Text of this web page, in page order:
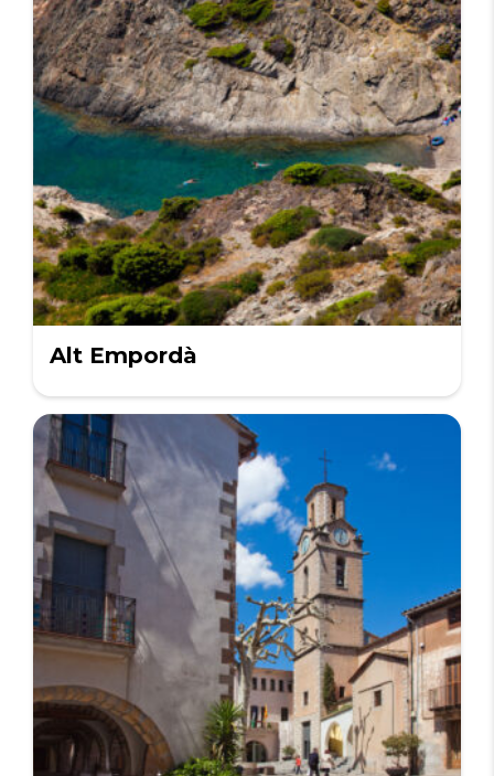
Alt Empordà